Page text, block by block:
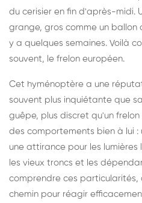
du cerisier en fin d'après-midi.
grange, gros comme un ballon
y a quelques semaines. Voilà
souvent, le frelon européen.
Cet hyménoptère a une
souvent plus inquiétante que
guêpe, plus discret qu'un
des comportements bien à lui :
une attirance pour les lumières
les vieux troncs et les
comprendre ces
chemin pour réagir